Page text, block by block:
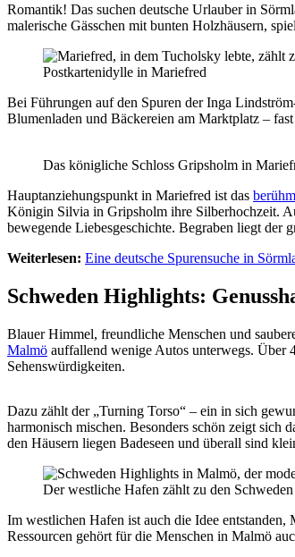
Romantik! Das suchen deutsche Urlauber in
malerische Gässchen mit bunten Holzhäusern,
Postkartenidylle in Mariefred
Bei Führungen auf den Spuren der Inga
Blumenladen und Bäckereien am Marktplatz –
Das königliche Schloss Gripsholm in
Hauptanziehungspunkt in Mariefred ist das
Königin Silvia in Gripsholm ihre Silberhochzeit.
bewegende Liebesgeschichte. Begraben liegt der
Weiterlesen: Eine deutsche Spurensuche in
Schweden Highlights:
Blauer Himmel, freundliche Menschen und
Malmö auffallend wenige Autos unterwegs. Über
Sehenswürdigkeiten.
Dazu zählt der „Turning Torso“ – ein in sich
harmonisch mischen. Besonders schön zeigt
den Häusern liegen Badeseen und überall sind
Der westliche Hafen zählt zu den
Im westlichen Hafen ist auch die Idee
Ressourcen gehört für die Menschen in Malmö